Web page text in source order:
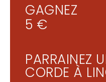
GAGNEZ
5 €
PARRAINEZ
CORDE À